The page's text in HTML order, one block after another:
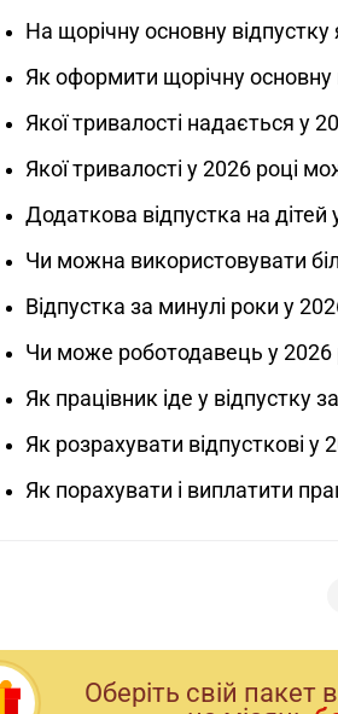
На щорічну основну
Як оформити щорічну основну
Якої тривалості надається у
Якої тривалості у 2026 році
Додаткова відпустка на
Чи можна використовувати
Відпустка за минулі роки у
Чи може роботодавець у 2026
Як працівник іде у відпустку
Як розрахувати відпусткові у
Як порахувати і виплатити
Оберiть свiй пакет